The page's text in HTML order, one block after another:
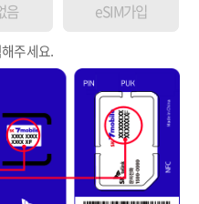
음 eSIM가입
주세요.